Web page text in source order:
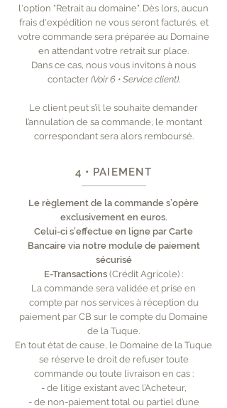
l'option "Retrait au domaine". Dès lors, aucun
frais d'expédition ne vous seront facturés, et
votre commande sera préparée au Domaine
en attendant votre retrait sur place.
Dans ce cas, nous vous invitons à nous
contacter (Voir 6 • Service client).
Le client peut s’il le souhaite demander
l’annulation de sa commande, le montant
correspondant sera alors remboursé.
4 • PAIEMENT
Le règlement de la commande s’opère
exclusivement en euros.
Celui-ci s’effectue en ligne par Carte
Bancaire via notre module de paiement
sécurisé
E-Transactions (Crédit Agricole) :
La commande sera validée et prise en
compte par nos services à réception du
paiement par CB sur le compte du Domaine
de la Tuque.
En tout état de cause, le Domaine de la Tuque
se réserve le droit de refuser toute
commande ou toute livraison en cas :
- de litige existant avec l’Acheteur,
- de non-paiement total ou partiel d’une